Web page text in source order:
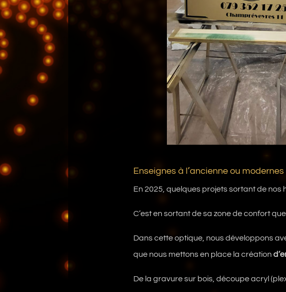
Enseignes à l’ancienne ou modernes
En 2025, quelques projets sortant de nos
C’est en sortant de sa zone de confort
Dans cette optique, nous développons
que nous mettons en place la création
De la gravure sur bois, découpe acryl